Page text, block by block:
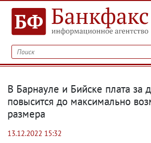
В Барнауле и Бийске плата за
повысится до максимально
размера
13.12.2022 15:32